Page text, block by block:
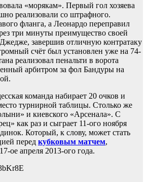
«морякам». Первый гол хозяева
реализовали со штрафного.
фланга, а Леонардо переправил
три минуты преимущество своей
завершив отличную контратаку
счёт был установлен уже на 74-
реализовал пенальти в ворота
арбитром за фол Бандуры на
команда набирает 20 очков и
турнирной таблицы. Столько же
и киевского «Арсенала». С
как раз и сыграет 11-ого ноября
Который, к слову, может стать
перед кубковым матчем,
ое апреля 2013-ого года.